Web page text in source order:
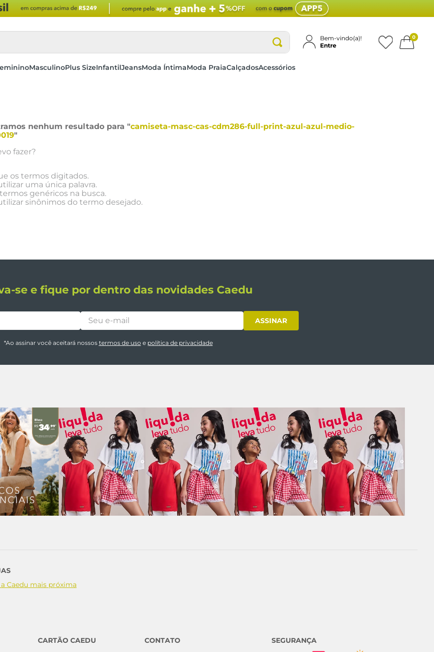
Bem-vindo(a)!
Entre
0
MasculinoPlus SizeInfantilJeansModa ÍntimaModa PraiaCalçadosAcessórios
nenhum resultado para "camiseta-masc-cas-cdm286-full-print-azul-azul-medio-
"
fazer?
os termos digitados.
uma única palavra.
genéricos na busca.
sinônimos do termo desejado.
se e fique por dentro das novidades Caedu
ASSINAR
*Ao assinar você aceitará nossos termos de uso e política de privacidade
Caedu mais próxima
CARTÃO CAEDU CONTATO SEGURANÇA